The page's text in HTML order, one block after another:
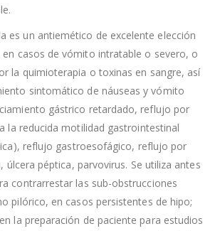
es un antiemético de excelente elección
casos de vómito intratable o severo, o
la quimioterapia o toxinas en sangre, así
sintomático de náuseas y vómito
gástrico retardado, reflujo por
la reducida motilidad gastrointestinal
reflujo gastroesofágico, reflujo por
úlcera péptica, parvovirus. Se utiliza antes
contrarrestar las sub-obstrucciones
pilórico, en casos persistentes de hipo;
la preparación de paciente para estudios